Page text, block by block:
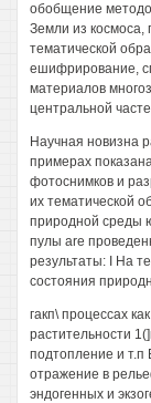
обобщение
Земли из космоса,
тематической
ешифрирование,
материалов
центральной
Научная новизна
примерах
фотоснимков и
их тематической
природной среды
пулы are
результаты: I На
состояния
гакп\ процессах
растительности
подтопление и т.п
отражение в
эндогенных и